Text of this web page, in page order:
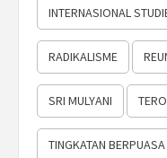
INTERNASIONAL
RADIKALISME
SRI MULYANI
TINGKATAN